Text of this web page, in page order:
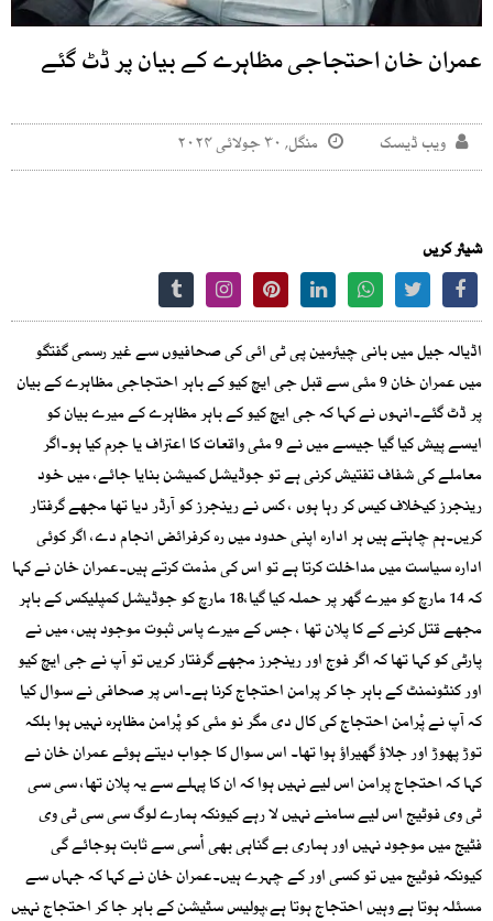
عمران خان احتجاجی مظاہرے کے بیان پر ڈٹ گئے
ویب ڈیسک منگل, ۳۰ جولائی ۲۰۲۴
شیئر کریں
اڈیالہ جیل میں بانی چیئرمین پی ٹی ائی کی صحافیوں سے غیر رسمی گفتگو
میں عمران خان 9 مئی سے قبل جی ایچ کیو کے باہر احتجاجی مظاہرے کے بیان
پر ڈٹ گئے۔انہوں نے کہا کہ جی ایچ کیو کے باہر مظاہرے کے میرے بیان کو
ایسے پیش کیا گیا جیسے میں نے 9 مئی واقعات کا اعتراف یا جرم کیا ہو۔اگر
معاملے کی شفاف تفتیش کرنی ہے تو جوڈیشل کمیشن بنایا جائے، میں خود
رینجرز کیخلاف کیس کر رہا ہوں ، کس نے رینجرز کو آرڈر دیا تھا مجھے گرفتار
کریں۔ہم چاہتے ہیں ہر ادارہ اپنی حدود میں رہ کرفرائض انجام دے، اگر کوئی
ادارہ سیاست میں مداخلت کرتا ہے تو اس کی مذمت کرتے ہیں۔عمران خان نے کہا
کہ 14 مارچ کو میرے گھر پر حملہ کیا گیا،18 مارچ کو جوڈیشل کمپلیکس کے باہر
مجھے قتل کرنے کے کا پلان تھا ، جس کے میرے پاس ثبوت موجود ہیں، میں نے
پارٹی کو کہا تھا کہ اگر فوج اور رینجرز مجھے گرفتار کریں تو آپ نے جی ایچ کیو
اور کنٹونمنٹ کے باہر جا کر پرامن احتجاج کرنا ہے۔اس پر صحافی نے سوال کیا
کہ آپ نے پْرامن احتجاج کی کال دی مگر نو مئی کو پْرامن مظاہرہ نہیں ہوا بلکہ
توڑ پھوڑ اور جلاؤ گھیراؤ ہوا تھا۔ اس سوال کا جواب دیتے ہوئے عمران خان نے
کہا کہ احتجاج پرامن اس لیے نہیں ہوا کہ ان کا پہلے سے یہ پلان تھا، سی سی
ٹی وی فوٹیج اس لیے سامنے نہیں لا رہے کیونکہ ہمارے لوگ سی سی ٹی وی
فٹیج میں موجود نہیں اور ہماری بے گناہی بھی اْسی سے ثابت ہوجائے گی
کیونکہ فوٹیج میں تو کسی اور کے چہرے ہیں۔عمران خان نے کہا کہ جہاں سے
مسئلہ ہوتا ہے وہیں احتجاج ہوتا ہے،پولیس سٹیشن کے باہر جا کر احتجاج نہیں